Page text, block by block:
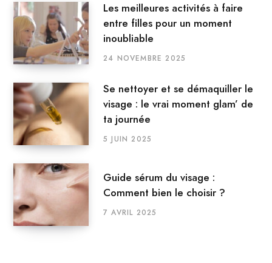
Les meilleures activités à faire
entre filles pour un moment
inoubliable
24 NOVEMBRE 2025
Se nettoyer et se démaquiller le
visage : le vrai moment glam’ de
ta journée
5 JUIN 2025
Guide sérum du visage :
Comment bien le choisir ?
7 AVRIL 2025